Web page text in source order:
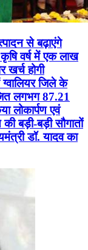
से बढ़ाएंगे
वर्ष में एक लाख
होगी
जिले के
लगभग 87.21
लोकार्पण एवं
बड़ी-बड़ी सौगातों
डॉ. यादव का